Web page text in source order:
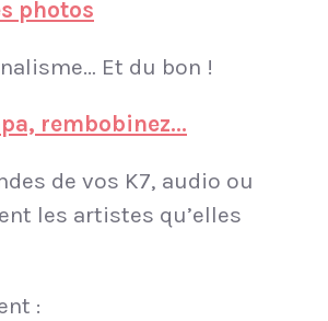
photos
Et du bon !
rembobinez…
de vos K7, audio ou
les artistes qu’elles
: